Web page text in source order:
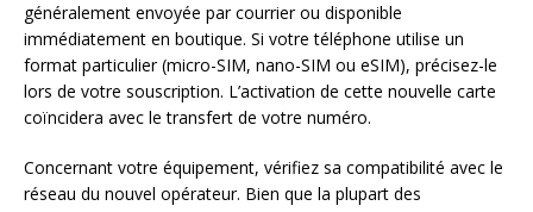
généralement envoyée par courrier ou disponible
immédiatement en boutique. Si votre téléphone utilise un
format particulier (micro-SIM, nano-SIM ou eSIM), précisez-le
lors de votre souscription. L’activation de cette nouvelle carte
coïncidera avec le transfert de votre numéro.
Concernant votre équipement, vérifiez sa compatibilité avec le
réseau du nouvel opérateur. Bien que la plupart des